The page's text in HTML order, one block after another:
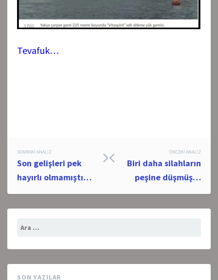
Tevafuk…
Post
navigation
ÖNCEKI ANALIZ
Biri daha silahların
peşine düşmüş…
SONRAKI ANALIZ
Son gelişleri pek
hayırlı olmamıştı…
SON YAZILAR